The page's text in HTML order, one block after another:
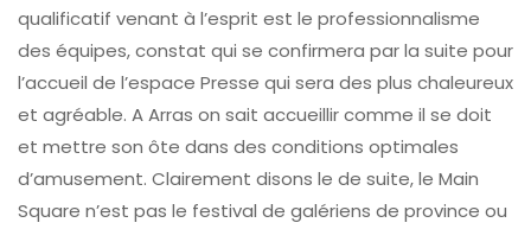
qualificatif venant à l’esprit est le professionnalisme
des équipes, constat qui se confirmera par la suite pour
l’accueil de l’espace Presse qui sera des plus chaleureux
et agréable. A Arras on sait accueillir comme il se doit
et mettre son ôte dans des conditions optimales
d’amusement. Clairement disons le de suite, le Main
Square n’est pas le festival de galériens de province ou